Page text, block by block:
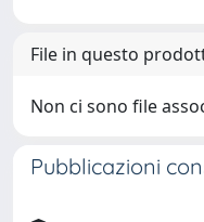
File in questo
Non ci sono file
Pubblicazioni